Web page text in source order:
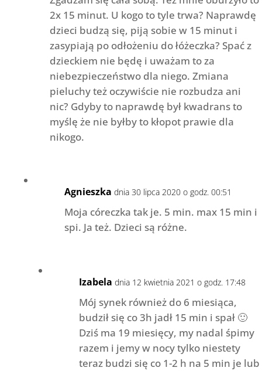
2x 15 minut. U kogo to tyle trwa? Naprawdę
dzieci budzą się, piją sobie w 15 minut i
zasypiają po odłożeniu do łóżeczka? Spać z
dzieckiem nie będę i uważam to za
niebezpieczeństwo dla niego. Zmiana
pieluchy też oczywiście nie rozbudza ani
nic? Gdyby to naprawdę był kwadrans to
myślę że nie byłby to kłopot prawie dla
nikogo.
Agnieszka dnia 30 lipca 2020 o godz. 00:51
Moja córeczka tak je. 5 min. max 15 min i
spi. Ja też. Dzieci są różne.
Izabela dnia 12 kwietnia 2021 o godz. 17:48
Mój synek również do 6 miesiąca,
budził się co 3h jadł 15 min i spał 🙂
Dziś ma 19 miesięcy, my nadal śpimy
razem i jemy w nocy tylko niestety
teraz budzi się co 1-2 h na 5 min je lub